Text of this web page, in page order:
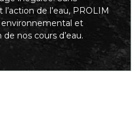
de l’eau, PROLIM
environnemental et
nos cours d’eau.